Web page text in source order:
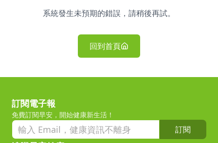
系統發生未預期的錯誤，請稍後再試。
回到首頁
訂閱電子報
免費訂閱早安，開始健康新生活！
訂閱